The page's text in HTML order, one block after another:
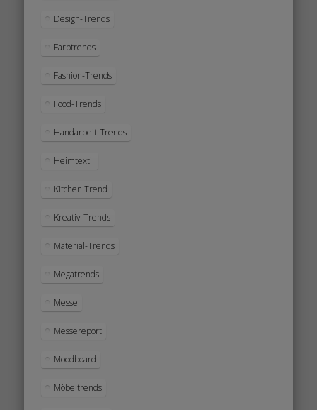
Design-Trends
Farbtrends
Fashion-Trends
Food-Trends
Handarbeit-Trends
Heimtextil
Kitchen Trend
Kreativ-Trends
Material-Trends
Megatrends
Messe
Messereport
Moodboard
Möbeltrends